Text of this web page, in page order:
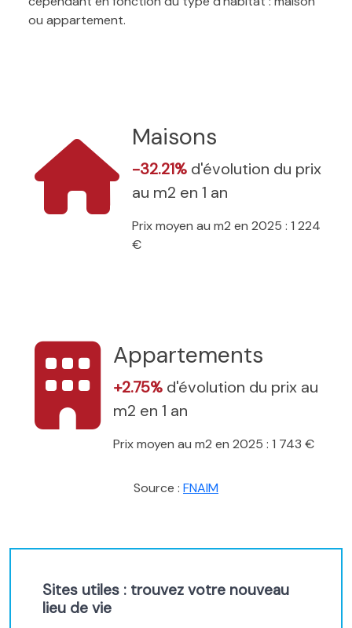
ou appartement.
Maisons
-32.21% d'évolution du prix
au m2 en 1 an
Prix moyen au m2 en 2025 : 1 224
€
Appartements
+2.75% d'évolution du prix au
m2 en 1 an
Prix moyen au m2 en 2025 : 1 743 €
Source : FNAIM
Sites utiles : trouvez votre nouveau
lieu de vie